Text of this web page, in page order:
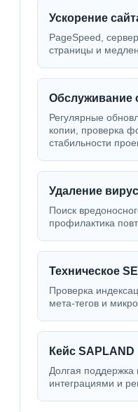
Ускорение
PageSpeed,
страницы и
Обслуживание
Регулярные
копии, проверка
стабильности
Удаление
Поиск
профилактика
Техническое
Проверка
мета-тегов и
Кейс SAPLAND
Долгая поддержка
интеграциями и